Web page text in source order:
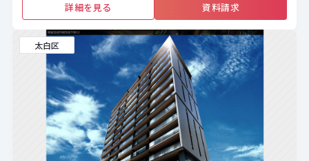
詳細を見る 資料請求
太白区